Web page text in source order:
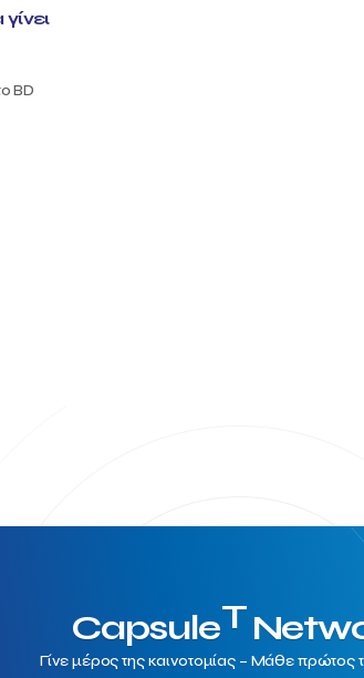
BD
CapsuleT
Γίνε μέρος της καινοτομίας – Μάθε πρώτος